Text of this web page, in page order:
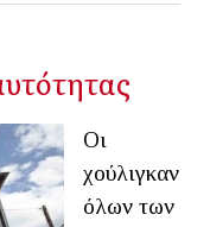
Οι
χούλιγκαν
όλων των